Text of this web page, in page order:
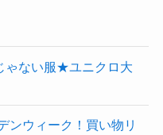
ゃない服★ユニクロ大
ンウィーク！買い物リ